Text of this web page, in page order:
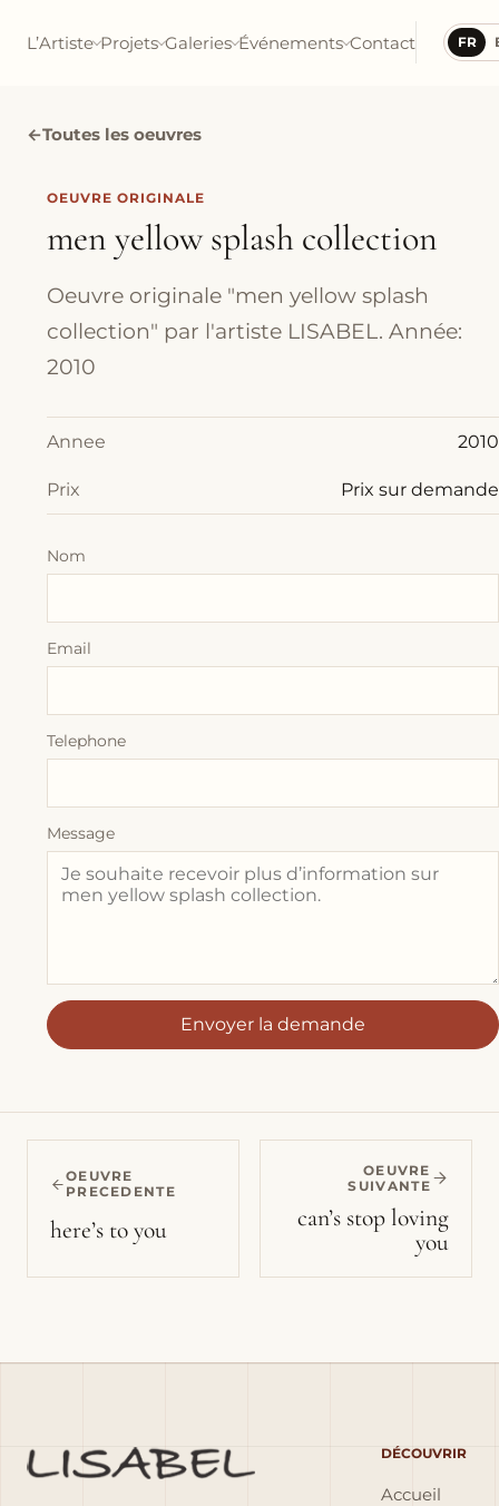
L’Artiste Projets Galeries Événements Contact FR
←Toutes les oeuvres
OEUVRE ORIGINALE
men yellow splash collection
Oeuvre originale "men yellow splash
collection" par l'artiste LISABEL. Année:
2010
Annee 2010
Prix Prix sur demande
Nom
Email
Telephone
Message
Envoyer la demande
OEUVRE
PRECEDENTE
here’s to you
OEUVRE
SUIVANTE
can’s stop loving
you
DÉCOUVRIR
Accueil